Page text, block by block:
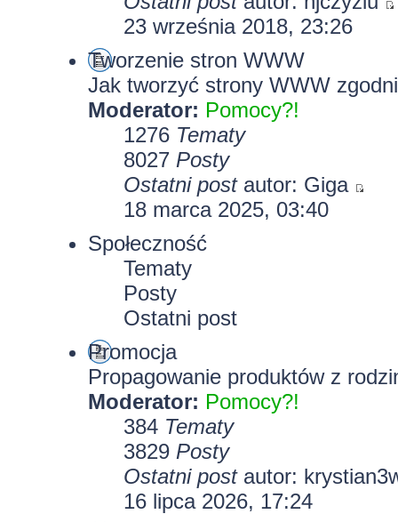
23 września 2018, 23:26
Tworzenie stron WWW
Jak tworzyć strony WWW
Moderator: Pomocy?!
1276 Tematy
8027 Posty
Ostatni postautor: Giga
18 marca 2025, 03:40
Społeczność
Tematy
Posty
Ostatni post
Promocja
Propagowanie produktów z
Moderator: Pomocy?!
384 Tematy
3829 Posty
Ostatni postautor:
16 lipca 2026, 17:24